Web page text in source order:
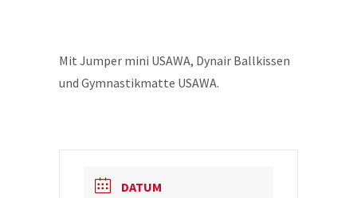
Mit Jumper mini USAWA, Dynair Ballkissen
und Gymnastikmatte USAWA.
DATUM